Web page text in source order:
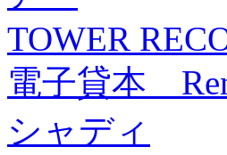
TOWER
電子貸本
シャディ